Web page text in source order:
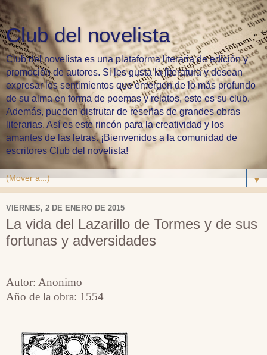
Club del novelista
Club del novelista es una plataforma literaria de edición y
promoción de autores. Si les gusta la literatura y desean
expresar los sentimientos que emergen de lo más profundo
de su alma en forma de poemas y relatos, este es su club.
Además, pueden disfrutar de reseñas de grandes obras
literarias. Así es este rincón para la creatividad y los
amantes de las letras. ¡Bienvenidos a la comunidad de
escritores Club del novelista!
▼
VIERNES, 2 DE ENERO DE 2015
La vida del Lazarillo de Tormes y de sus
fortunas y adversidades
Autor: Anonimo
Año de la obra: 1554